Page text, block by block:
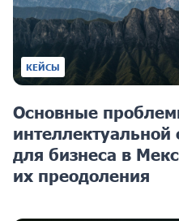
КЕЙСЫ
Основные
интеллектуальной
для бизнеса в
их преодоления